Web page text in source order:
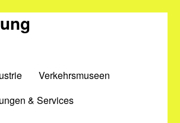
Verkehrsmuseen
& Services